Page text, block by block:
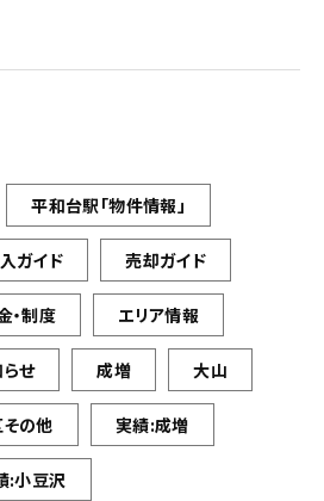
平和台駅「物件情報」
ガイド 売却ガイド
・制度 エリア情報
せ 成増 大山
の他 実績:成増
:小豆沢